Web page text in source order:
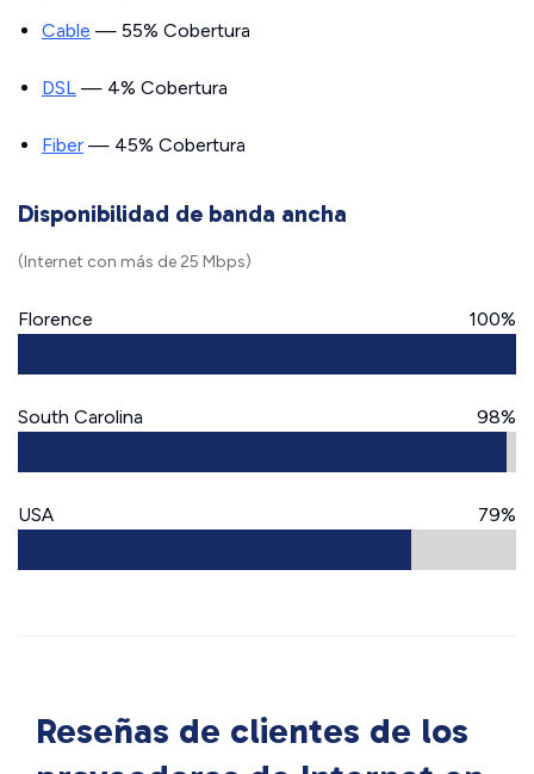
Cable — 55% Cobertura
DSL — 4% Cobertura
Fiber — 45% Cobertura
Disponibilidad de banda ancha
(Internet con más de 25 Mbps)
Florence 100%
South Carolina 98%
USA 79%
Reseñas de clientes de los